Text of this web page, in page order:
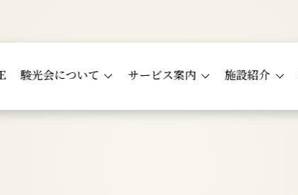
駿光会について サービス案内 施設紹介